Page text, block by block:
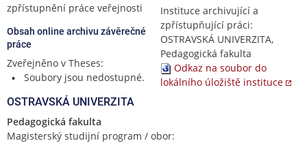
zpřístupnění práce veřejnosti
Obsah online archivu závěrečné
práce
Zveřejněno v Theses:
Soubory jsou nedostupné.
Instituce archivující a
zpřístupňující práci:
OSTRAVSKÁ UNIVERZITA,
Pedagogická fakulta
Odkaz na soubor do
lokálního úložiště instituce
OSTRAVSKÁ UNIVERZITA
Pedagogická fakulta
Magisterský studijní program / obor: